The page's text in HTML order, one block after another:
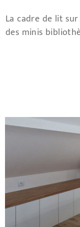
La cadre de lit
des minis